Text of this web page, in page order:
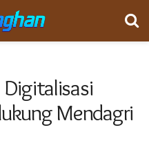
Digitalisasi
Mendagri